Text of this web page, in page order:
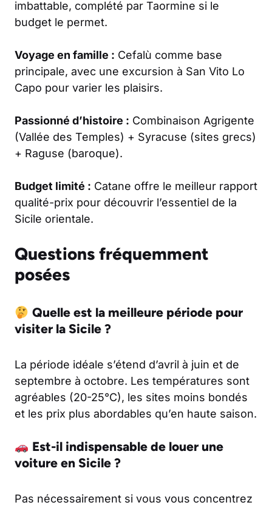
imbattable, complété par Taormine si le
budget le permet.
Voyage en famille : Cefalù comme base
principale, avec une excursion à San Vito Lo
Capo pour varier les plaisirs.
Passionné d’histoire : Combinaison Agrigente
(Vallée des Temples) + Syracuse (sites grecs)
+ Raguse (baroque).
Budget limité : Catane offre le meilleur rapport
qualité-prix pour découvrir l’essentiel de la
Sicile orientale.
Questions fréquemment
posées
Quelle est la meilleure période pour
visiter la Sicile ?
La période idéale s’étend d’avril à juin et de
septembre à octobre. Les températures sont
agréables (20-25°C), les sites moins bondés
et les prix plus abordables qu’en haute saison.
Est-il indispensable de louer une
voiture en Sicile ?
Pas nécessairement si vous vous concentrez